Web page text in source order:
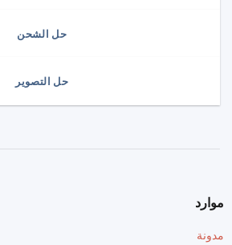
حل الشحن
حل التصوير
موارد
مدونة